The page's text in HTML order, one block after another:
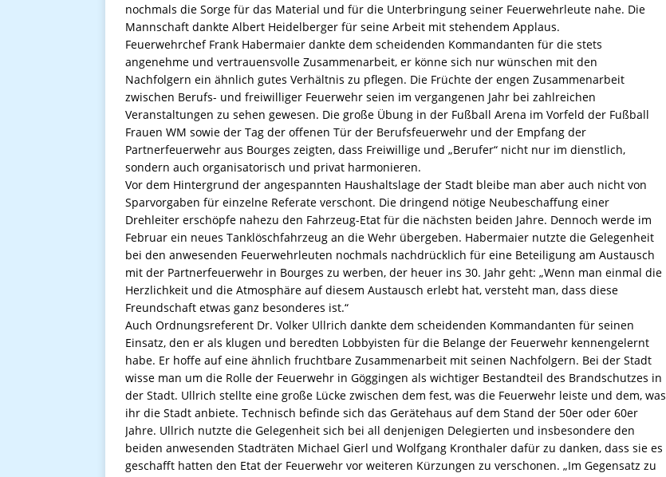
nochmals die Sorge für das Material und für die Unterbringung seiner Feuerwehrleute nahe. Die
Mannschaft dankte Albert Heidelberger für seine Arbeit mit stehendem Applaus.
Feuerwehrchef Frank Habermaier dankte dem scheidenden Kommandanten für die stets
angenehme und vertrauensvolle Zusammenarbeit, er könne sich nur wünschen mit den
Nachfolgern ein ähnlich gutes Verhältnis zu pflegen. Die Früchte der engen Zusammenarbeit
zwischen Berufs- und freiwilliger Feuerwehr seien im vergangenen Jahr bei zahlreichen
Veranstaltungen zu sehen gewesen. Die große Übung in der Fußball Arena im Vorfeld der Fußball
Frauen WM sowie der Tag der offenen Tür der Berufsfeuerwehr und der Empfang der
Partnerfeuerwehr aus Bourges zeigten, dass Freiwillige und „Berufer“ nicht nur im dienstlich,
sondern auch organisatorisch und privat harmonieren.
Vor dem Hintergrund der angespannten Haushaltslage der Stadt bleibe man aber auch nicht von
Sparvorgaben für einzelne Referate verschont. Die dringend nötige Neubeschaffung einer
Drehleiter erschöpfe nahezu den Fahrzeug-Etat für die nächsten beiden Jahre. Dennoch werde im
Februar ein neues Tanklöschfahrzeug an die Wehr übergeben. Habermaier nutzte die Gelegenheit
bei den anwesenden Feuerwehrleuten nochmals nachdrücklich für eine Beteiligung am Austausch
mit der Partnerfeuerwehr in Bourges zu werben, der heuer ins 30. Jahr geht: „Wenn man einmal die
Herzlichkeit und die Atmosphäre auf diesem Austausch erlebt hat, versteht man, dass diese
Freundschaft etwas ganz besonderes ist.“
Auch Ordnungsreferent Dr. ­Volker Ullrich dankte dem scheidenden Kommandanten für seinen
Einsatz, den er als klugen und beredten Lobbyisten für die Belange der Feuerwehr kennengelernt
habe. Er hoffe auf eine ähnlich fruchtbare Zusammenarbeit mit seinen Nachfolgern. Bei der Stadt
wisse man um die Rolle der Feuerwehr in Göggingen als wichtiger Bestandteil des Brandschutzes in
der Stadt. Ullrich stellte eine große Lücke zwischen dem fest, was die Feuerwehr leiste und dem, was
ihr die Stadt anbiete. Technisch befinde sich das Gerätehaus auf dem Stand der 50er oder 60er
Jahre. Ullrich nutzte die Gelegenheit sich bei all denjenigen Delegierten und insbesondere den
beiden anwesenden Stadträten Michael Gierl und Wolfgang ­Kronthaler dafür zu danken, dass sie es
geschafft hatten den Etat der Feuerwehr vor weiteren Kürzungen zu verschonen. „Im Gegensatz zu